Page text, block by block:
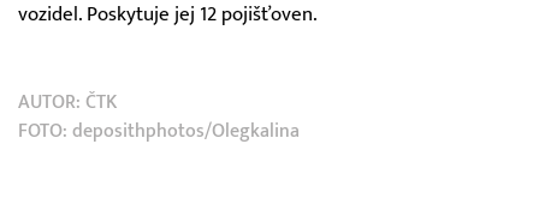
vozidel. Poskytuje jej 12 pojišťoven.
AUTOR: ČTK
FOTO: deposithphotos/Olegkalina